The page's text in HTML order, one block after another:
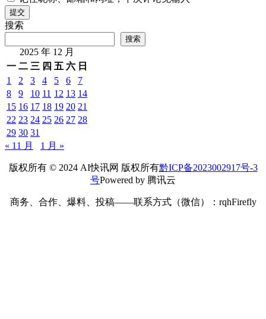
提交
搜索
搜索
2025 年 12 月
一 二 三 四 五 六 日
1
2 3 4 5 6
7
8
9 10 11 12 13 14
15 16 17 18 19 20 21
22 23 24 25 26 27 28
29 30 31
« 11 月
1 月 »
版权所有 © 2024 AI快讯网 版权所有黔ICP备2023002917号-3
号Powered by 腾讯云
商务、合作、爆料、投稿——联系方式（微信）：rqhFirefly